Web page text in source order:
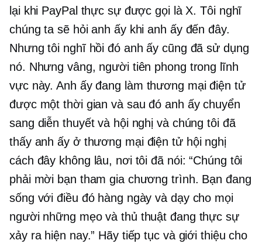
lại khi PayPal thực sự được gọi là X. Tôi nghĩ
chúng ta sẽ hỏi anh ấy khi anh ấy đến đây.
Nhưng tôi nghĩ hồi đó anh ấy cũng đã sử dụng
nó. Nhưng vâng, người tiên phong trong lĩnh
vực này. Anh ấy đang làm thương mại điện tử
được một thời gian và sau đó anh ấy chuyển
sang diễn thuyết và hội nghị và chúng tôi đã
thấy anh ấy ở thương mại điện tửhội nghị
cách đây không lâu, nơi tôi đã nói: “Chúng tôi
phải mời bạn tham gia chương trình. Bạn đang
sống với điều đó hàng ngày và dạy cho mọi
người những mẹo và thủ thuật đang thực sự
xảy ra hiện nay.” Hãy tiếp tục và giới thiệu cho